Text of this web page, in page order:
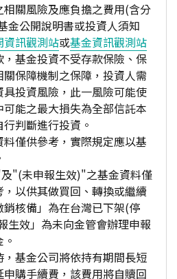
關風險及應負擔之費用(含分
金公開說明書或投資人須知
資訊觀測站或基金資訊觀測站
基金投資不受存款保險、保
保障機制之保障，投資人需
投資風險，此一風險可能使
能之最大損失為全部信託本
判斷進行投資。
僅供參考，實際規定應以基
"(未申報生效)"之基金資料僅
以供其做買回、轉換或繼續
核備」為在台灣已下架(停
生效」為未向金管會辦理申報
基金公司將依持有期間長短
購手續費，該費用將自贖回